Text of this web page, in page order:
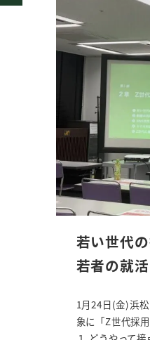
若い世代
若者の就
1月24日(金)浜
象に「Z世代採